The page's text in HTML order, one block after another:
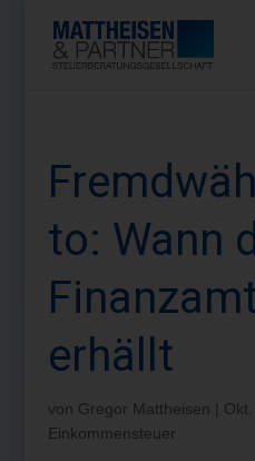
to: Wann
erhällt
von Gregor Mattheisen
Einkommensteuer